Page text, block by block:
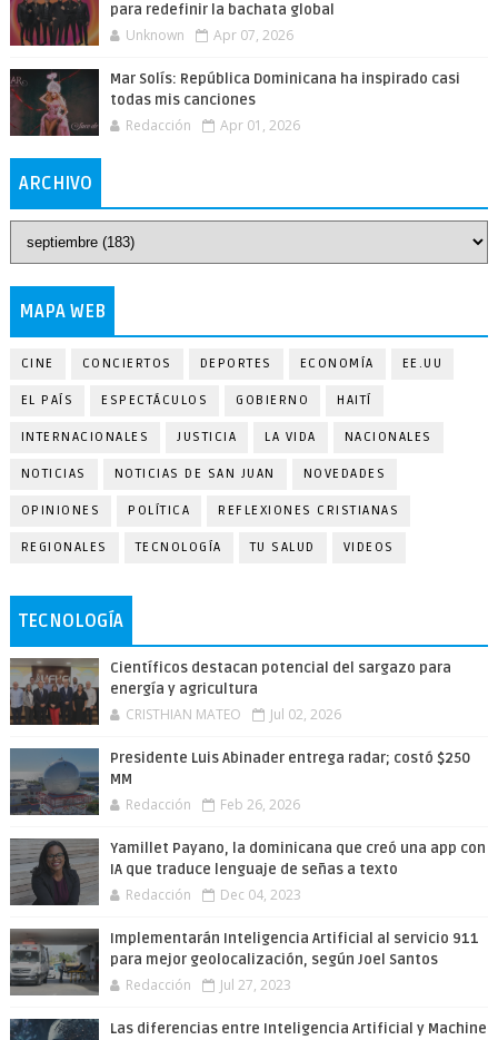
para redefinir la bachata global
Unknown Apr 07, 2026
Mar Solís: República Dominicana ha inspirado casi
todas mis canciones
Redacción Apr 01, 2026
ARCHIVO
MAPA WEB
CINE CONCIERTOS DEPORTES ECONOMÍA EE.UU
EL PAÍS ESPECTÁCULOS GOBIERNO HAITÍ
INTERNACIONALES JUSTICIA LA VIDA NACIONALES
NOTICIAS NOTICIAS DE SAN JUAN NOVEDADES
OPINIONES POLÍTICA REFLEXIONES CRISTIANAS
REGIONALES TECNOLOGÍA TU SALUD VIDEOS
TECNOLOGÍA
Científicos destacan potencial del sargazo para
energía y agricultura
CRISTHIAN MATEO Jul 02, 2026
Presidente Luis Abinader entrega radar; costó $250
MM
Redacción Feb 26, 2026
Yamillet Payano, la dominicana que creó una app con
IA que traduce lenguaje de señas a texto
Redacción Dec 04, 2023
Implementarán Inteligencia Artificial al servicio 911
para mejor geolocalización, según Joel Santos
Redacción Jul 27, 2023
Las diferencias entre Inteligencia Artificial y Machine